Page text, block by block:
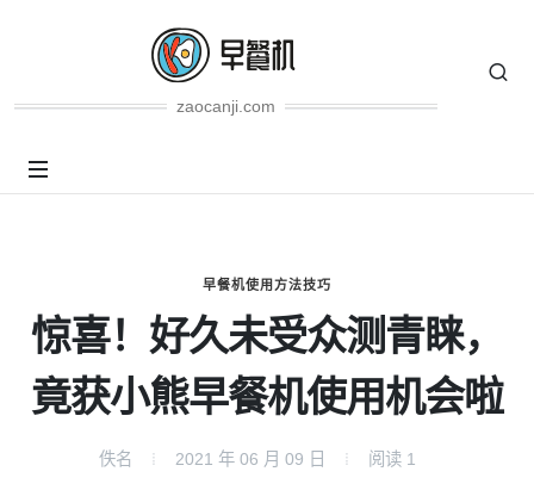
zaocanji.com
早餐机使用方法技巧
惊喜！好久未受众测青睐，
竟获小熊早餐机使用机会啦
佚名 2021 年 06 月 09 日 阅读 1